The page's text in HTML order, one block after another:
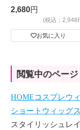
2,680円
(税込：2,948
お気に入り
閲覧中のページ
HOMEコスプレウ
ショートウィッグ
スタイリッシュ